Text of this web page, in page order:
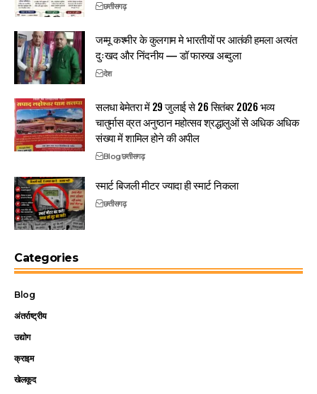
छत्तीसगढ़
जम्मू कश्मीर के कुलगाम मे भारतीयों पर आतंकी हमला अत्यंत
दुःखद और निंदनीय — डॉ फारुख अब्दुला
देश
सलधा बेमेतरा में 29 जुलाई से 26 सितंबर 2026 भव्य
चातुर्मास व्रत अनुष्ठान महोत्सव श्रद्धालुओं से अधिक अधिक
संख्या में शामिल होने की अपील
Blogछत्तीसगढ़
स्मार्ट बिजली मीटर ज्यादा ही स्मार्ट निकला
छत्तीसगढ़
Categories
Blog
अंतर्राष्ट्रीय
उद्योग
क्राइम
खेलकूद